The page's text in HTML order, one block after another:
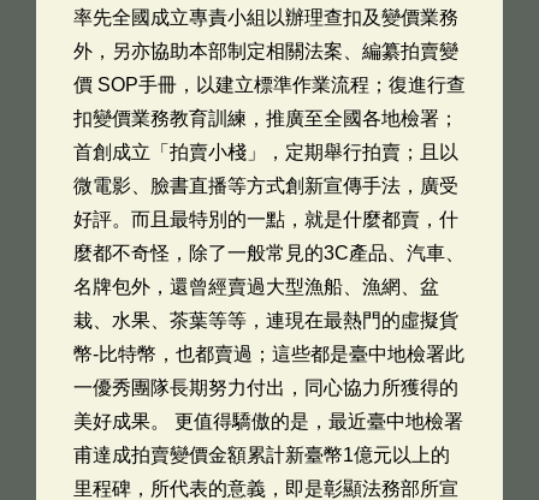
率先全國成立專責小組以辦理查扣及變價業務
外，另亦協助本部制定相關法案、編纂拍賣變
價 SOP手冊，以建立標準作業流程；復進行查
扣變價業務教育訓練，推廣至全國各地檢署；
首創成立「拍賣小棧」，定期舉行拍賣；且以
微電影、臉書直播等方式創新宣傳手法，廣受
好評。而且最特別的一點，就是什麼都賣，什
麼都不奇怪，除了一般常見的3C產品、汽車、
名牌包外，還曾經賣過大型漁船、漁網、盆
栽、水果、茶葉等等，連現在最熱門的虛擬貨
幣-比特幣，也都賣過；這些都是臺中地檢署此
一優秀團隊長期努力付出，同心協力所獲得的
美好成果。 更值得驕傲的是，最近臺中地檢署
甫達成拍賣變價金額累計新臺幣1億元以上的
里程碑，所代表的意義，即是彰顯法務部所宣